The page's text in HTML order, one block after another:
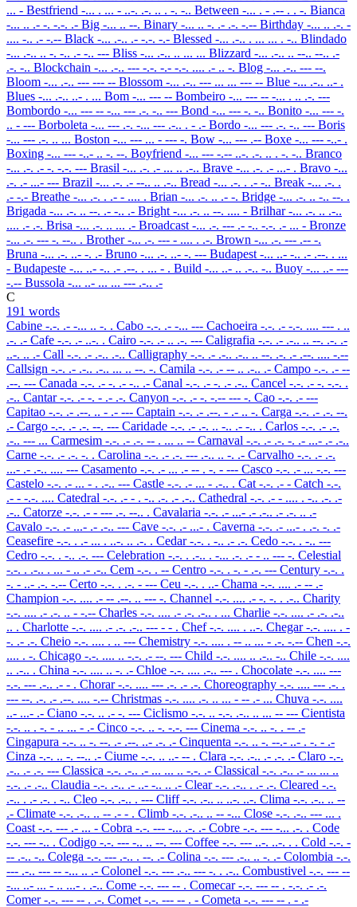
... - Bestfriend -... . ... - ..-. .-. .. . -. -.. Between -... . - .-- . . -. Bianca
-... .. .- -. -.-. .- Big -... .. --. Binary -... .. -. .- .-. -.-- Birthday -... .. .-. -
.... -.. .- -.-- Black -... .-.. .- -.-. -.- Blessed -... .-.. . ... ... . -.. Blindado
-... .-.. .. -. -.. .- -.. --- Bliss -... .-.. .. ... ... Blizzard -... .-.. .. --.. --.. .-
.-. -.. Blockchain -... .-.. --- -.-. -.- -.-. .... .- .. -. Blog -... .-.. --- --.
Bloom -... .-.. --- --- -- Blossom -... .-.. --- ... ... --- -- Blue -... .-.. ..- .
Blues -... .-.. ..- . ... Bom -... --- -- Bombeiro -... --- -- -... . .. .-. ---
Bombordo -... --- -- -... --- .-. -.. --- Bond -... --- -. -.. Bonito -... --- -.
.. - --- Borboleta -... --- .-. -... --- .-.. . - .- Bordo -... --- .-. -.. --- Boris
-... --- .-. .. ... Boston -... --- ... - --- -. Bow -... --- .-- Boxe -... --- -..- .
Boxing -... --- -..- .. -. --. Boyfriend -... --- -.-- ..-. .-. .. . -. -.. Branco
-... .-. .- -. -.-. --- Brasil -... .-. .- ... .. .-.. Brave -... .-. .- ...- . Bravo -...
.-. .- ...- --- Brazil -... .-. .- --.. .. .-.. Bread -... .-. . .- -.. Break -... .-. .
.- -.- Breathe -... .-. . .- - .... . Brian -... .-. .. .- -. Bridge -... .-. .. -.. --. .
Brigada -... .-. .. --. .- -.. .- Bright -... .-. .. --. .... - Brilhar-... .-. .. .-..
.... .- .-. Brisa -... .-. .. ... .- Broadcast -... .-. --- .- -.. -.-. .- ... - Bronze
-... .-. --- -. --.. . Brother-... .-. --- - .... . .-. Brown -... .-. --- .-- -.
Bruna -... .-. ..- -. .- Bruno -... .-. ..- -. --- Budapest -... ..- -.. .- .--. . ...
- Budapeste -... ..- -.. .- .--. . ... - . Build -... ..- .. .-.. -.. Buoy -... ..- ---
-.-- Bussola -... ..- ... ... --- .-.. .-
C
191 words
Cabine -.-. .- -... .. -. . Cabo -.-. .- -... --- Cachoeira -.-. .- -.-. .... --- . ..
.-. .- Cafe -.-. .- ..-. . Cairo -.-. .- .. .-. --- Caligrafia -.-. .- .-.. .. --. .-. .-
..-. .. .- Call -.-. .- .-.. .-.. Calligraphy -.-. .- .-.. .-.. .. --. .-. .- .--. .... -.--
Callsign -.-. .- .-.. .-.. ... .. --. -. Camila -.-. .- -- .. .-.. .- Campo -.-. .- --
.--. --- Canada -.-. .- -. .- -.. .- Canal -.-. .- -. .- .-.. Cancel -.-. .- -. -.-. .
.-.. Cantar-.-. .- -. - .- .-. Canyon -.-. .- -. -.-- --- -. Cao -.-. .- ---
Capitao -.-. .- .--. .. - .- --- Captain -.-. .- .--. - .- .. -. Carga -.-. .- .-. --.
.- Cargo -.-. .- .-. --. --- Caridade -.-. .- .-. .. -.. .- -.. . Carlos -.-. .- .-.
.-.. --- ... Carmesim -.-. .- .-. -- . ... .. -- Carnaval -.-. .- .-. -. .- ...- .- .-..
Carne -.-. .- .-. -. . Carolina -.-. .- .-. --- .-.. .. -. .- Carvalho -.-. .- .-.
...- .- .-.. .... --- Casamento -.-. .- ... .- -- . -. - --- Casco -.-. .- ... -.-. ---
Castelo -.-. .- ... - . .-.. --- Castle -.-. .- ... - .-.. . Cat -.-. .- - Catch -.-.
.- - -.-. .... Catedral -.-. .- - . -.. .-. .- .-.. Cathedral -.-. .- - .... . -.. .-. .-
.-.. Catorze -.-. .- - --- .-. --.. . Cavalaria -.-. .- ...- .- .-.. .- .-. .. .-
Cavalo -.-. .- ...- .- .-.. --- Cave -.-. .- ...- . Caverna -.-. .- ...- . .-. -. .-
Ceasefire -.-. . .- ... . ..-. .. .-. . Cedar-.-. . -.. .- .-. Cedo -.-. . -.. ---
Cedro -.-. . -.. .-. --- Celebration -.-. . .-.. . -... .-. .- - .. --- -. Celestial
-.-. . .-.. . ... - .. .- .-.. Cem -.-. . -- Centro -.-. . -. - .-. --- Century -.-. .
-. - ..- .-. -.-- Certo -.-. . .-. - --- Ceu -.-. . ..- Chama -.-. .... .- -- .-
Champion -.-. .... .- -- .--. .. --- -. Channel -.-. .... .- -. -. . .-.. Charity
-.-. .... .- .-. .. - -.-- Charles -.-. .... .- .-. .-.. . ... Charlie -.-. .... .- .-. .-..
.. . Charlotte -.-. .... .- .-. .-.. --- - - . Chef-.-. .... . ..-. Chegar-.-. .... . -
-. .- .-. Cheio -.-. .... . .. --- Chemistry -.-. .... . -- .. ... - .-. -.-- Chen -.-.
.... . -. Chicago -.-. .... .. -.-. .- --. --- Child -.-. .... .. .-.. -.. Chile -.-. ....
.. .-.. . China -.-. .... .. -. .- Chloe -.-. .... .-.. --- . Chocolate -.-. .... ---
-.-. --- .-.. .- - . Chorar-.-. .... --- .-. .- .-. Choreography -.-. .... --- .-. .
--- --. .-. .- .--. .... -.-- Christmas -.-. .... .-. .. ... - -- .- ... Chuva -.-. ....
..- ...- .- Ciano -.-. .. .- -. --- Ciclismo -.-. .. -.-. .-.. .. ... -- --- Cientista
-.-. .. . -. - .. ... - .- Cinco -.-. .. -. -.-. --- Cinema -.-. .. -. . -- .-
Cingapura -.-. .. -. --. .- .--. ..- .-. .- Cinquenta -.-. .. -. --.- ..- . -. - .-
Cinza -.-. .. -. --.. .- Ciume -.-. .. ..- -- . Clara -.-. .-.. .- .-. .- Claro -.-.
.-.. .- .-. --- Classica -.-. .-.. .- ... ... .. -.-. .- Classical -.-. .-.. .- ... ... ..
-.-. .- .-.. Claudia -.-. .-.. .- ..- -.. .. .- Clear-.-. .-.. . .- .-. Cleared -.-.
.-.. . .- .-. . -.. Cleo -.-. .-.. . --- Cliff-.-. .-.. .. ..-. ..-. Clima -.-. .-.. .. --
.- Climate -.-. .-.. .. -- .- - . Climb -.-. .-.. .. -- -... Close -.-. .-.. --- ... .
Coast -.-. --- .- ... - Cobra -.-. --- -... .-. .- Cobre -.-. --- -... .-. . Code
-.-. --- -.. . Codigo -.-. --- -.. .. --. --- Coffee -.-. --- ..-. ..-. . . Cold -.-. -
-- .-.. -.. Colega -.-. --- .-.. . --. .- Colina -.-. --- .-.. .. -. .- Colombia -.-.
--- .-.. --- -- -... .. .- Colonel -.-. --- .-.. --- -. . .-.. Combustivel -.-. --- --
-... ..- ... - .. ...- . .-.. Come -.-. --- -- . Comecar-.-. --- -- . -.-. .- .-.
Comer-.-. --- -- . .-. Comet -.-. --- -- . - Cometa -.-. --- -- . - .-